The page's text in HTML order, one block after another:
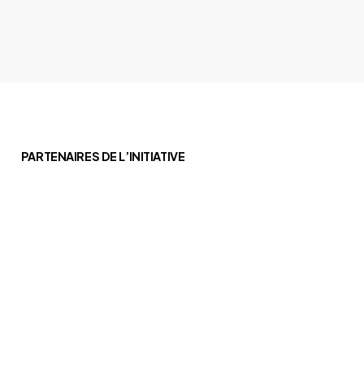
PARTENAIRES DE L’INITIATIVE